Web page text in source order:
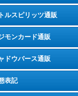
ルスピリッツ通販
モンカード通販
ドウバース通販
表記